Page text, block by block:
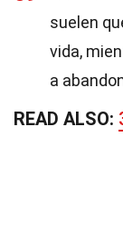
suelen
vida,
a
READ ALSO: